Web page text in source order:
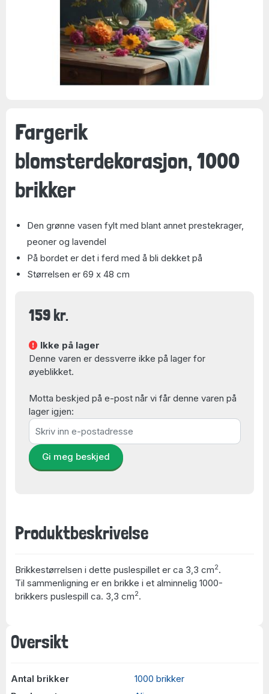
Oversikt
Antal brikker
1000 brikker
Fargerik
blomsterdekorasjon, 1000
brikker
Den grønne vasen fylt med blant annet prestekrager,
peoner og lavendel
På bordet er det i ferd med å bli dekket på
Størrelsen er 69 x 48 cm
159 kr.
Ikke på lager
Denne varen er dessverre ikke på lager for
øyeblikket.
Motta beskjed på e-post når vi får denne varen på
lager igjen:
Gi meg beskjed
Produktbeskrivelse
Brikkestørrelsen i dette puslespillet er ca 3,3 cm2.
Til sammenligning er en brikke i et alminnelig 1000-
brikkers puslespill ca. 3,3 cm2.